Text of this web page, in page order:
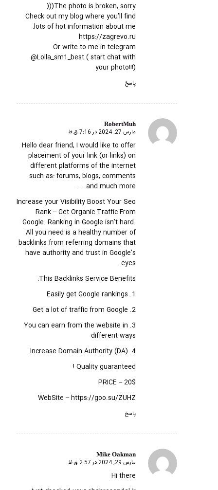
The photo is broken, sorry(((
Check out my blog where you’ll find
lots of hot information about me:
https://zagrevo.ru
Or write to me in telegram
@Lolla_sm1_best ( start chat with
your photo!!!)
پاسخ
RobertMuh
گفته:
مارس 27, 2024 در 7:16 ق.ظ
Hello dear friend, I would like to offer
placement of your link (or links) on
different platforms of the internet
such as: forums, blogs, comments
and much more. . .
Increase your Visibility Boost Your Seo
Rank – Get Organic Traffic From
Google. Ranking in Google isn’t hard.
All you need is a healthy number of
backlinks from referring domains that
have authority and trust in Google’s
eyes.
This Backlinks Service Benefits:
1. Easily get Google rankings
2. Get a lot of traffic from Google
3. You can earn from the website in
different ways
4. Increase Domain Authority (DA)
Quality guaranteed !
PRICE – 20$
WebSite –https://goo.su/ZUHZ
پاسخ
Mike Oakman
گفته:
مارس 29, 2024 در 2:57 ق.ظ
Hi there